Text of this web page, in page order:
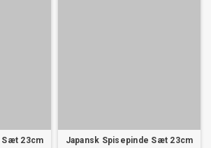
Sæt 23cm
Japansk Spisepinde Sæt 23cm